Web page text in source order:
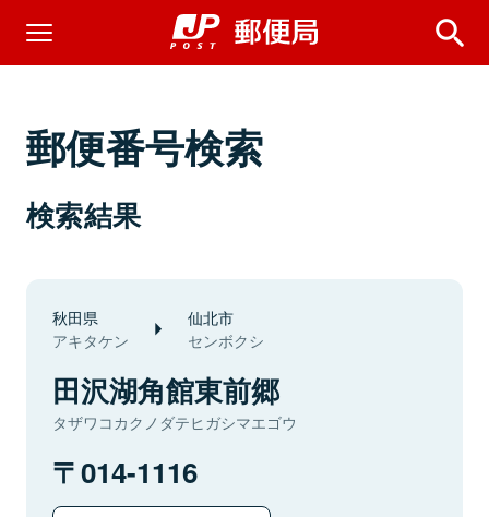
郵便番号検索
検索結果
秋田県
アキタケン
仙北市
センボクシ
田沢湖角館東前郷
タザワコカクノダテヒガシマエゴウ
014-1116